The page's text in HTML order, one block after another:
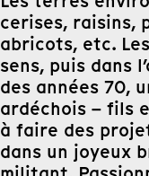
cerises, raisins,
abricots, etc.
sens, puis dans
des années 70,
ardéchois – fils
à faire des
dans un joyeux